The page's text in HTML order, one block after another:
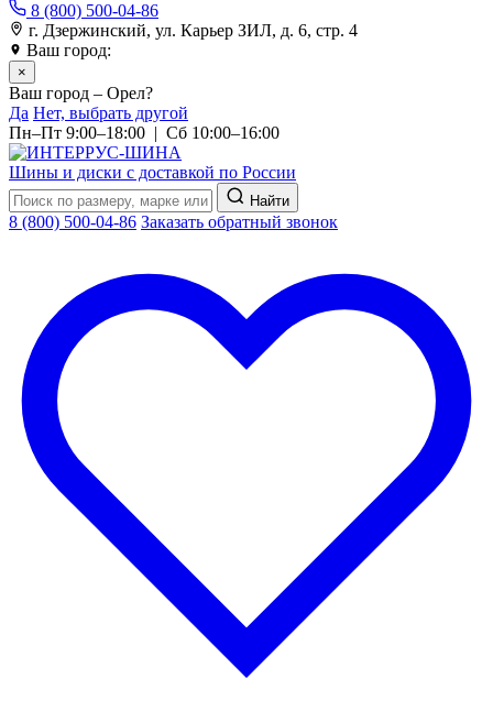
8 (800) 500-04-86
г. Дзержинский, ул. Карьер ЗИЛ, д. 6, стр. 4
Ваш город:
×
Ваш город – Орел?
Да Нет, выбрать другой
Пн–Пт 9:00–18:00 | Сб 10:00–16:00
Шины и диски с доставкой по России
Найти
8 (800) 500-04-86 Заказать обратный звонок